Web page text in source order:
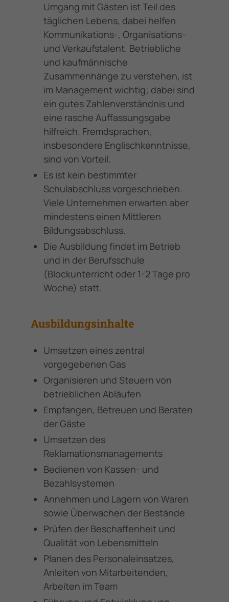
Umgang mit Gästen ist Teil des
täglichen Lebens, dabei helfen
Kommunikations-, Organisations-
und Verkaufstalent. Betriebliche
und kaufmännische
Zusammenhänge zu verstehen, ist
im Management wichtig; dabei sind
ein gutes Zahlenverständnis und
eine rasche Auffassungsgabe
hilfreich. Fremdsprachen,
insbesondere Englischkenntnisse,
sind von Vorteil.
Es ist kein bestimmter
Schulabschluss vorgeschrieben.
Viele Unternehmen erwarten aber
mindestens einen Mittleren
Bildungsabschluss.
Die Ausbildung findet im Betrieb
und in der Berufsschule
(Blockunterricht oder 1-2 Tage pro
Woche) statt.
Ausbildungsinhalte
Umsetzen eines zentral
vorgegebenen Gas
Organisieren und Steuern von
betrieblichen Abläufen
Empfangen, Betreuen und Beraten
der Gäste
Umsetzen des
Reklamationsmanagements
Bedienen von Kassen- und
Bezahlsystemen
Annehmen und Lagern von Waren
sowie Überwachen der Bestände
Prüfen der Beschaffenheit und
Qualität von Lebensmitteln
Planen des Personaleinsatzes,
Anleiten von Mitarbeitenden,
Arbeiten im Team